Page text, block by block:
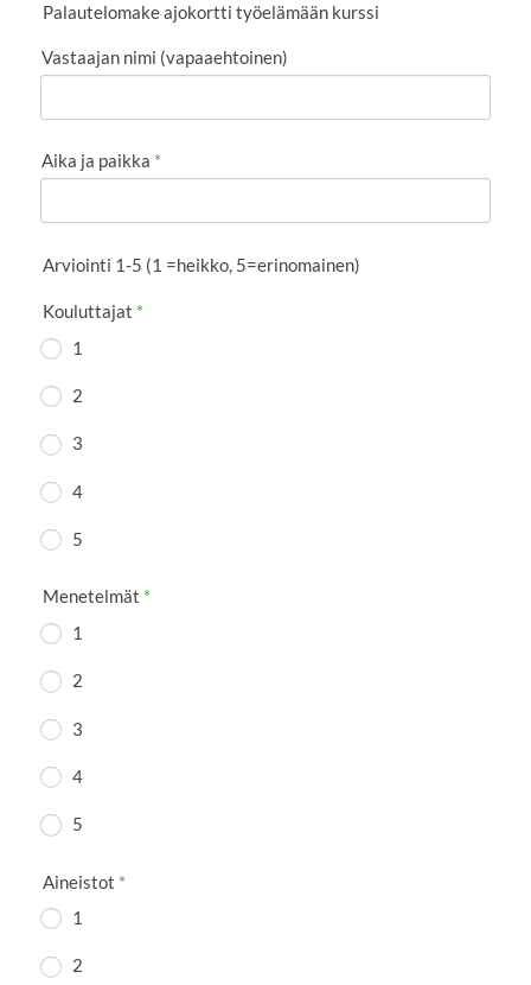
Palautelomake ajokortti työelämään kurssi
Vastaajan nimi (vapaaehtoinen)
Aika ja paikka *
Arviointi 1-5 (1 =heikko, 5=erinomainen)
Kouluttajat *
1
2
3
4
5
Menetelmät *
1
2
3
4
5
Aineistot *
1
2